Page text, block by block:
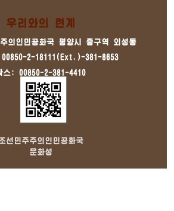
우리와의 련계
의인민공화국 평양시 중구역 외성동
2-18111(Ext.)-381-8653
스: 00850-2-381-4410
선민주주의인민공화국
문화성